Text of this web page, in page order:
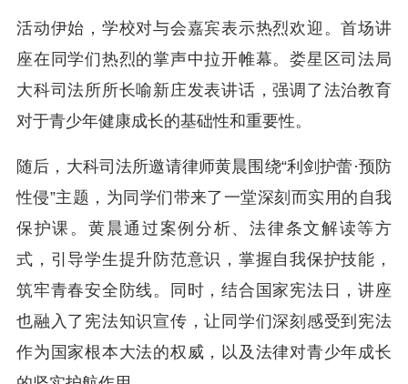
活动伊始，学校对与会嘉宾表示热烈欢迎。首场讲
座在同学们热烈的掌声中拉开帷幕。娄星区司法局
大科司法所所长喻新庄发表讲话，强调了法治教育
对于青少年健康成长的基础性和重要性。
随后，大科司法所邀请律师黄晨围绕“利剑护蕾·预防
性侵”主题，为同学们带来了一堂深刻而实用的自我
保护课。黄晨通过案例分析、法律条文解读等方
式，引导学生提升防范意识，掌握自我保护技能，
筑牢青春安全防线。同时，结合国家宪法日，讲座
也融入了宪法知识宣传，让同学们深刻感受到宪法
作为国家根本大法的权威，以及法律对青少年成长